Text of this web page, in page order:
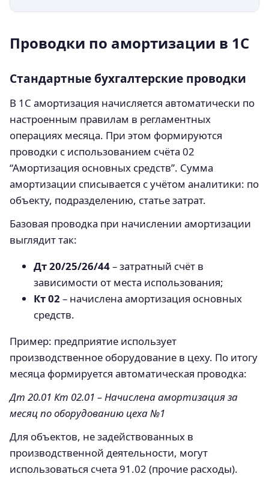
Проводки по амортизации в 1С
Стандартные бухгалтерские проводки
В 1С амортизация начисляется автоматически по
настроенным правилам в регламентных
операциях месяца. При этом формируются
проводки с использованием счёта 02
“Амортизация основных средств”. Сумма
амортизации списывается с учётом аналитики: по
объекту, подразделению, статье затрат.
Базовая проводка при начислении амортизации
выглядит так:
Дт 20/25/26/44– затратный счёт в
зависимости от места использования;
Кт 02 – начислена амортизация основных
средств.
Пример: предприятие использует
производственное оборудование в цеху. По итогу
месяца формируется автоматическая проводка:
Дт 20.01 Кт 02.01 – Начислена амортизация за
месяц по оборудованию цеха №1
Для объектов, не задействованных в
производственной деятельности, могут
использоваться счета 91.02 (прочие расходы).